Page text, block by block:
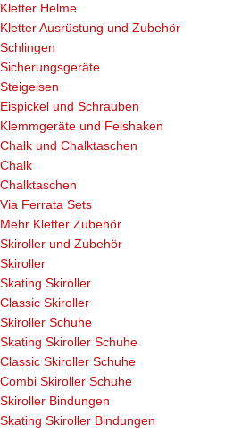
Kletter Helme
Kletter Ausrüstung und Zubehör
Schlingen
Sicherungsgeräte
Steigeisen
Eispickel und Schrauben
Klemmgeräte und Felshaken
Chalk und Chalktaschen
Chalk
Chalktaschen
Via Ferrata Sets
Mehr Kletter Zubehör
Skiroller und Zubehör
Skiroller
Skating Skiroller
Classic Skiroller
Skiroller Schuhe
Skating Skiroller Schuhe
Classic Skiroller Schuhe
Combi Skiroller Schuhe
Skiroller Bindungen
Skating Skiroller Bindungen